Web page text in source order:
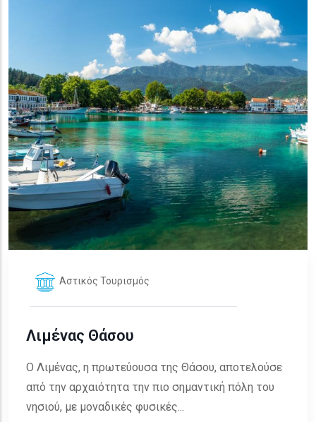
Αστικός Τουρισμός
Λιμένας Θάσου
Ο Λιμένας, η πρωτεύουσα της Θάσου, αποτελούσε
από την αρχαιότητα την πιο σημαντική πόλη του
νησιού, με μοναδικές φυσικές...